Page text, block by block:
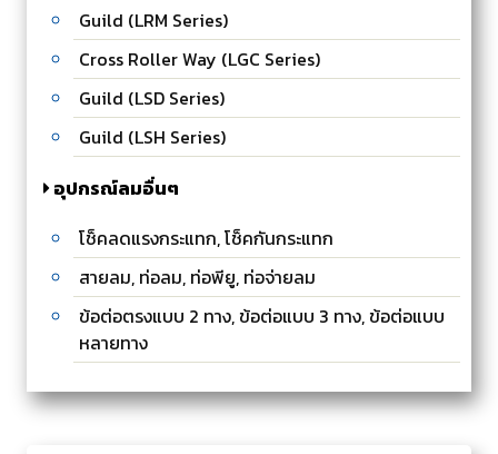
Guild (LRM Series)
Cross Roller Way (LGC Series)
Guild (LSD Series)
Guild (LSH Series)
อุปกรณ์ลมอื่นๆ
โช็คลดแรงกระแทก, โช็คกันกระแทก
สายลม, ท่อลม, ท่อพียู, ท่อจ่ายลม
ข้อต่อตรงแบบ 2 ทาง, ข้อต่อแบบ 3 ทาง, ข้อต่อแบบ
หลายทาง